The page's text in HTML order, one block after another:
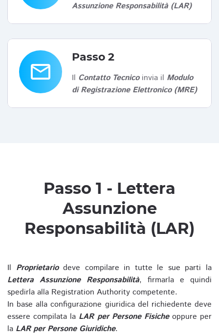
Assunzione Responsabilità (LAR)
email
Passo 2
Il Contatto Tecnicoinvia il Modulo
di Registrazione Elettronico (MRE)
Passo 1 - Lettera
Assunzione
Responsabilità (LAR)
Il Proprietariodeve compilare in tutte le sue parti la
Lettera Assunzione Responsabilità, firmarla e quindi
spedirla alla Registration Authority competente.
In base alla configurazione giuridica del richiedente deve
essere compilata la LAR per Persone Fisicheoppure per
la LAR per Persone Giuridiche.